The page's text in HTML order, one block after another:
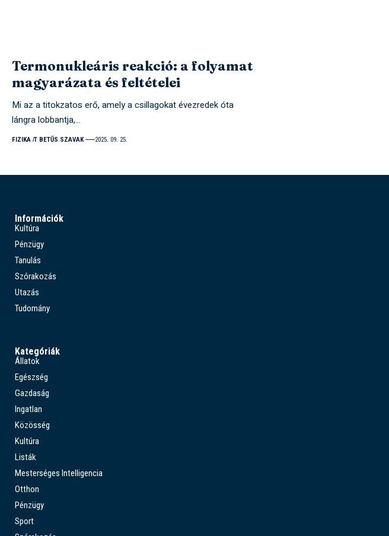
Termonukleáris reakció: a folyamat
magyarázata és feltételei
Mi az a titokzatos erő, amely a csillagokat évezredek óta
lángra lobbantja,…
FIZIKA T BETŰS SZAVAK 2025. 09. 25.
Információk
Kultúra
Pénzügy
Tanulás
Szórakozás
Utazás
Tudomány
Kategóriák
Állatok
Egészség
Gazdaság
Ingatlan
Közösség
Kultúra
Listák
Mesterséges Intelligencia
Otthon
Pénzügy
Sport